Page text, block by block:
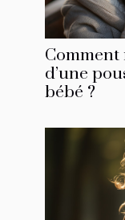
Comment
d’une
bébé ?